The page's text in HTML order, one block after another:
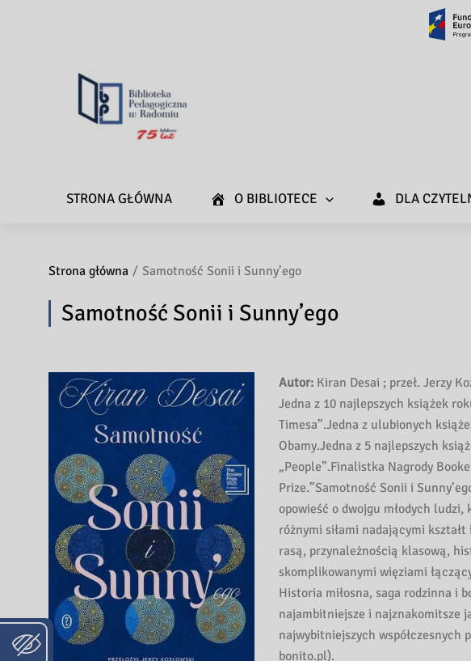
STRONA GŁÓWNA O BIBLIOTECE DLA
Strona główna Samotność Sonii i Sunny’ego
Samotność Sonii i Sunny’ego
Autor: Kiran Desai ; przeł. Jerzy
Jedna z 10 najlepszych książek
Timesa”.Jedna z ulubionych
Obamy.Jedna z 5 najlepszych
„People”.Finalistka Nagrody
Prize.”Samotność Sonii i
opowieść o dwojgu młodych
różnymi siłami nadającymi
rasą, przynależnością klasową,
skomplikowanymi więziami
Historia miłosna, saga rodzinna i
najambitniejsze i najznakomitsze
najwybitniejszych współczesnych
bonito.pl).